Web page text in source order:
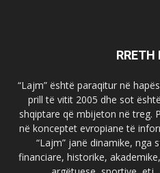
RRETH
“Lajm” është paraqitur në
prill të vitit 2005 dhe sot
shqiptare që mbijeton në treg.
në konceptet evropiane të
“Lajm” janë dinamike, nga
financiare, historike,